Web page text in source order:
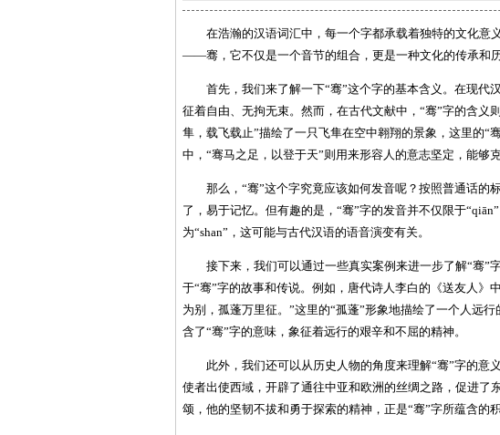
在浩瀚的汉语词汇中，每一个字都承载着独特的文化意
——骞，它不仅是一个音节的组合，更是一种文化的传承和历
首先，我们来了解一下“骞”这个字的基本含义。在现代
征着自由、无拘无束。然而，在古代文献中，“骞”字的含义
隼，载飞载止”描绘了一只飞隼在空中翱翔的景象，这里的“
中，“骞马之足，以登于天”则用来形容人的意志坚定，能够
那么，“骞”这个字究竟应该如何发音呢？按照普通话的
了，易于记忆。但有趣的是，“骞”字的发音并不仅限于
为“shan”，这可能与古代汉语的语音演变有关。
接下来，我们可以通过一些真实案例来进一步了解“骞”
于“骞”字的故事和传说。例如，唐代诗人李白的《送友人》
为别，孤蓬万里征。”这里的“孤蓬”形象地描绘了一个人远
含了“骞”字的意味，象征着远行的艰辛和不屈的精神。
此外，我们还可以从历史人物的角度来理解“骞”字的意
使者出使西域，开辟了通往中亚和欧洲的丝绸之路，促进了
颂，他的坚韧不拔和勇于探索的精神，正是“骞”字所蕴含的积